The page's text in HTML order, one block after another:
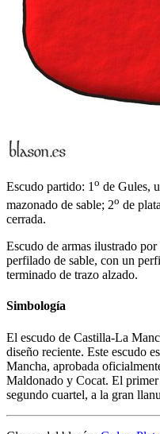
Escudo partido: 1o de Gules,
mazonado de sable; 2o de
cerrada.
Escudo de armas ilustrado
perfilado de sable, con un
terminado de trazo alzado.
Simbología
El escudo de Castilla-La
diseño reciente. Este escudo
Mancha, aprobada
Maldonado y Cocat. El
segundo cuartel, a la gran